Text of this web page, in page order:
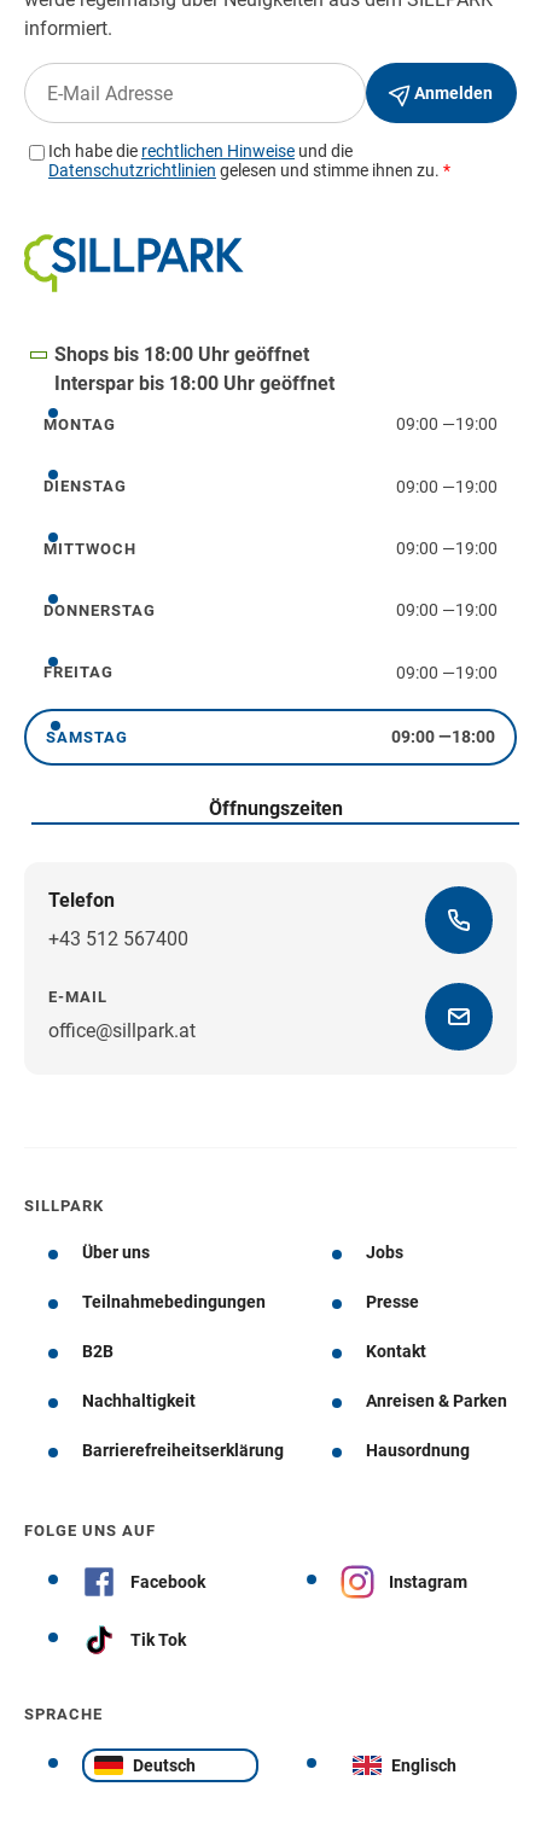
Shops bis 18:00 Uhr geöffnet
Interspar bis 18:00 Uhr geöffnet
Montag
MONTAG 09:00 —19:00
Dienstag
DIENSTAG 09:00 —19:00
Mittwoch
MITTWOCH 09:00 —19:00
Donnerstag
DONNERSTAG 09:00 —19:00
Freitag
FREITAG 09:00 —19:00
Samstag
SAMSTAG 09:00—18:00
Öffnungszeiten
Telefon
+43 512 567400
E-MAIL
office@sillpark.at
SILLPARK
Über uns Jobs
Teilnahmebedingungen Presse
B2B Kontakt
Nachhaltigkeit Anreisen & Parken
Barrierefreiheitserklärung Hausordnung
FOLGE UNS AUF
Facebook Instagram
Tik Tok
SPRACHE
Deutsch Englisch